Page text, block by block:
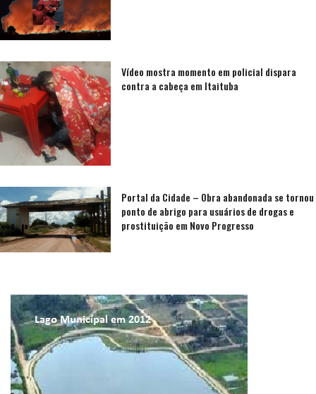
Vídeo mostra momento em policial dispara
contra a cabeça em Itaituba
Portal da Cidade – Obra abandonada se tornou
ponto de abrigo para usuários de drogas e
prostituição em Novo Progresso